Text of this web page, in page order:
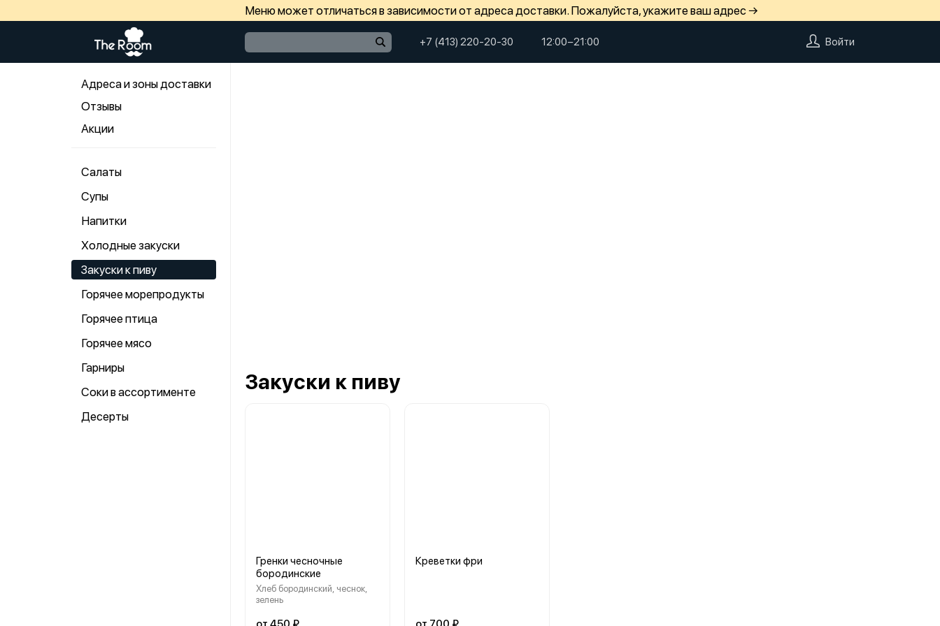
Меню может отличаться в зависимости от адреса доставки. Пожалуйста, укажите ваш адрес →
+7 (413) 220-20-30 12:00−21:00 Войти
Адреса и зоны доставки
Отзывы
Акции
Салаты
Супы
Напитки
Холодные закуски
Закуски к пиву
Горячее морепродукты
Горячее птица
Горячее мясо
Гарниры
Соки в аcсортименте
Десерты
Закуски к пиву
Гренки чесночные
бородинские
Хлеб бородинский, чеснок,
зелень
Креветки фри